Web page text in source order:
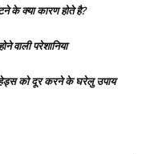
के क्या कारण होते है?
वाली परेशानिया
को दूर करने के घरेलु उपाय